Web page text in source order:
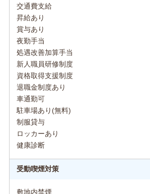
交通費支給
昇給あり
賞与あり
夜勤手当
処遇改善加算手当
新人職員研修制度
資格取得支援制度
退職金制度あり
車通勤可
駐車場あり(無料)
制服貸与
ロッカーあり
健康診断
受動喫煙対策
敷地内禁煙